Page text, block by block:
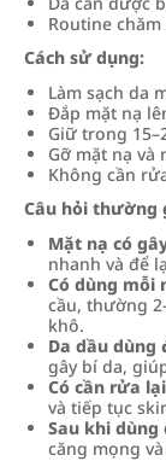
Routine
Cách sử dụng:
Làm sạch da
Đắp mặt nạ
Giữ trong
Gỡ mặt nạ và
Không cần
Câu hỏi thường
Mặt nạ có
nhanh và để
Có dùng mỗi
cầu, thường
khô.
Da dầu dùng
gây bí da,
Có cần rửa
và tiếp tục
Sau khi dùng
căng mọng